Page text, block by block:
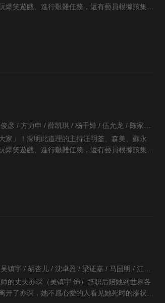
笑遊戲、進行艱難任務，還有藝員根據該集主
家」！深明此道理的主持汪明荃、森美、蘇永
笑遊戲、進行艱難任務，還有藝員根據該集主
的丈夫亦琛（吴镇宇 饰）辞职后陪她到世界各
了亦琛，她不愿心爱的人看见她死时的惨状。